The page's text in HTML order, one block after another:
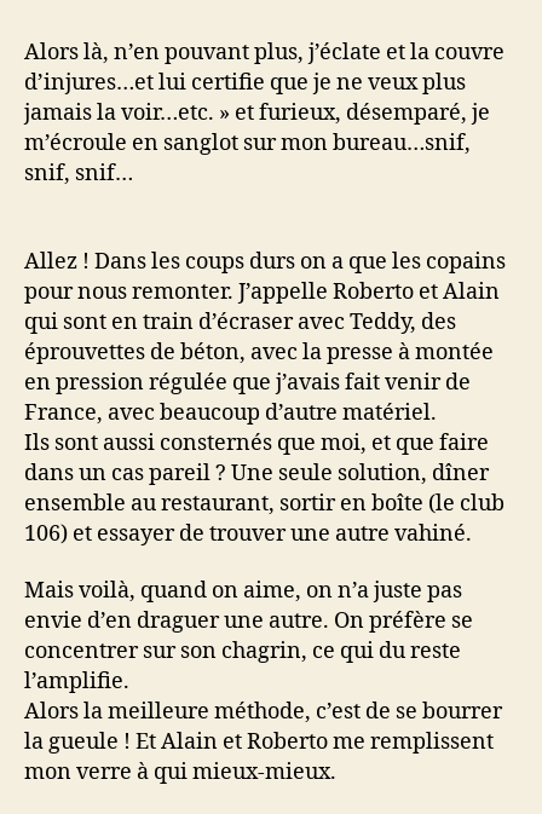
Alors là, n’en pouvant plus, j’éclate et la couvre
d’injures…et lui certifie que je ne veux plus
jamais la voir…etc. » et furieux, désemparé, je
m’écroule en sanglot sur mon bureau…snif,
snif, snif…
Allez ! Dans les coups durs on a que les copains
pour nous remonter. J’appelle Roberto et Alain
qui sont en train d’écraser avec Teddy, des
éprouvettes de béton, avec la presse à montée
en pression régulée que j’avais fait venir de
France, avec beaucoup d’autre matériel.
Ils sont aussi consternés que moi, et que faire
dans un cas pareil ? Une seule solution, dîner
ensemble au restaurant, sortir en boîte (le club
106) et essayer de trouver une autre vahiné.
Mais voilà, quand on aime, on n’a juste pas
envie d’en draguer une autre. On préfère se
concentrer sur son chagrin, ce qui du reste
l’amplifie.
Alors la meilleure méthode, c’est de se bourrer
la gueule ! Et Alain et Roberto me remplissent
mon verre à qui mieux-mieux.